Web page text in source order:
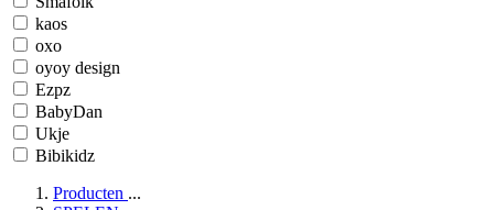
kaos
oxo
oyoy design
Ezpz
BabyDan
Ukje
Bibikidz
Producten ...